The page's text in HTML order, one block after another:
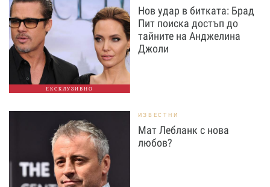
ЕКСКЛУЗИВНО
Нов удар в битката: Брад
Пит поиска достъп до
тайните на Анджелина
Джоли
ИЗВЕСТНИ
Мат Лебланк с нова
любов?